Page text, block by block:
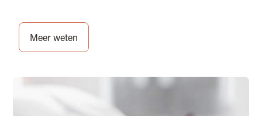
Meer weten